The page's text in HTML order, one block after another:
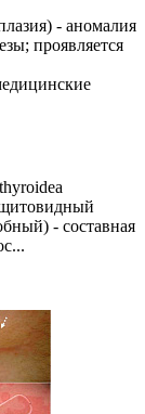
- аномалия
проявляется
- составная